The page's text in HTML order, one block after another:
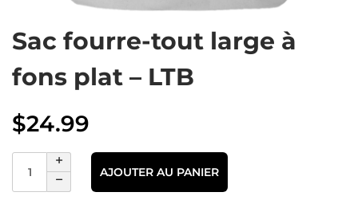
Sac fourre-tout large à
fons plat – LTB
$24.99
AJOUTER AU PANIER